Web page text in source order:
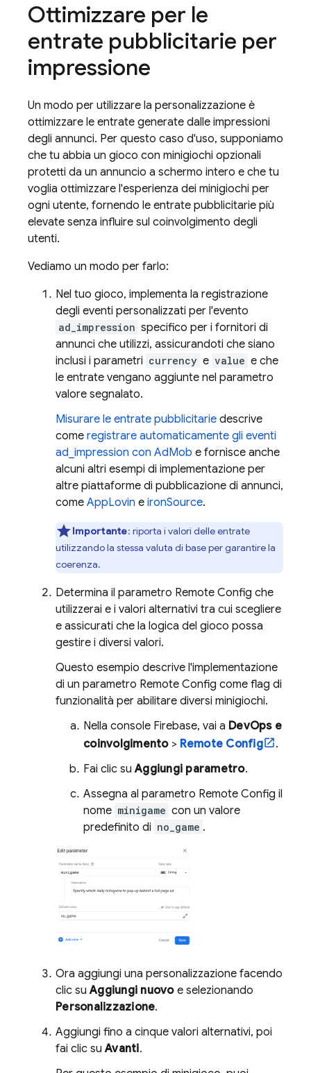
Ottimizzare per le
entrate pubblicitarie per
impressione
Un modo per utilizzare la personalizzazione è
ottimizzare le entrate generate dalle impressioni
degli annunci. Per questo caso d'uso, supponiamo
che tu abbia un gioco con minigiochi opzionali
protetti da un annuncio a schermo intero e che tu
voglia ottimizzare l'esperienza dei minigiochi per
ogni utente, fornendo le entrate pubblicitarie più
elevate senza influire sul coinvolgimento degli
utenti.
Vediamo un modo per farlo:
Nel tuo gioco, implementa la registrazione
degli eventi personalizzati per l'evento
ad_impression specifico per i fornitori di
annunci che utilizzi, assicurandoti che siano
inclusi i parametri currency e value e che
le entrate vengano aggiunte nel parametro
valore segnalato.
Misurare le entrate pubblicitarie descrive
come registrare automaticamente gli eventi
ad_impression con AdMob e fornisce anche
alcuni altri esempi di implementazione per
altre piattaforme di pubblicazione di annunci,
come AppLovin e ironSource.
Importante: riporta i valori delle entrate
utilizzando la stessa valuta di base per garantire la
coerenza.
Determina il parametro Remote Config che
utilizzerai e i valori alternativi tra cui scegliere
e assicurati che la logica del gioco possa
gestire i diversi valori.
Questo esempio descrive l'implementazione
di un parametro Remote Config come flag di
funzionalità per abilitare diversi minigiochi.
Nella console Firebase, vai a DevOps e
coinvolgimento> Remote Config
.
Fai clic suAggiungi parametro.
Assegna al parametro Remote Config il
nome minigame con un valore
predefinito di no_game .
Ora aggiungi una personalizzazione facendo
clic suAggiungi nuovoe selezionando
Personalizzazione.
Aggiungi fino a cinque valori alternativi, poi
fai clic suAvanti.